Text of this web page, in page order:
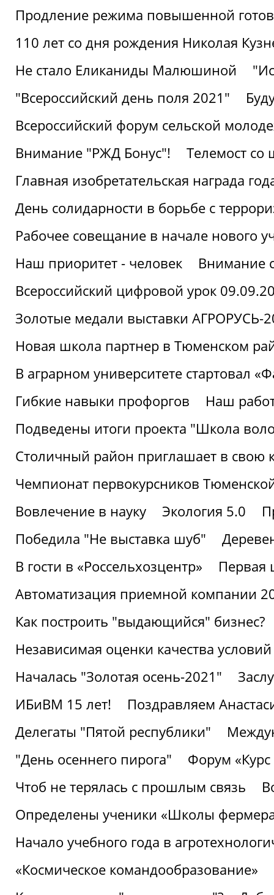
Продление режима повышенной
110 лет со дня рождения Николая
Не стало Еликаниды Малюшиной
"Всероссийский день поля 2021"
Всероссийский форум сельской
Внимание "РЖД Бонус"!
Телемост
Главная изобретательская награда
День солидарности в борьбе с
Рабочее совещание в начале нового
Наш приоритет - человек
Внимание
Всероссийский цифровой урок
Золотые медали выставки АГРОРУСЬ-
Новая школа партнер в Тюменском
В аграрном университете стартовал
Гибкие навыки профоргов
Наш
Подведены итоги проекта "Школа
Столичный район приглашает в свою
Чемпионат первокурсников
Вовлечение в науку
Экология 5.0
Победила "Не выставка шуб"
В гости в «Россельхозцентр»
Первая
Автоматизация приемной компании
Как построить "выдающийся" бизнес?
Независимая оценки качества
Началась "Золотая осень-2021"
ИБиВМ 15 лет!
Поздравляем
Делегаты "Пятой республики"
"День осеннего пирога"
Форум «Курс
Чтоб не терялась с прошлым связь
Определены ученики «Школы
Начало учебного года в
«Космическое командообразование»